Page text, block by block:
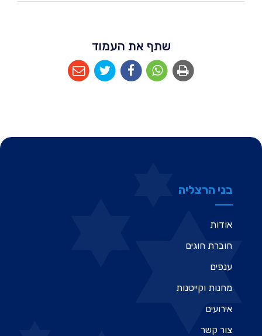
שתף את העמוד
בני הרצליה
אודות
חוברת חוגים
ענפים
מחנות וקייטנות
אירועים
צור קשר